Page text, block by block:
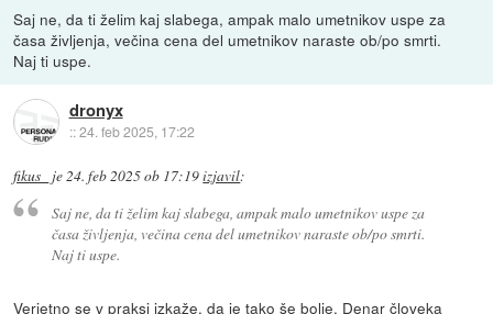
Saj ne, da ti želim kaj slabega, ampak malo umetnikov uspe za
časa življenja, večina cena del umetnikov naraste ob/po smrti.
Naj ti uspe.
dronyx
::24. feb 2025, 17:22
fikus_ je24. feb 2025 ob 17:19izjavil:
Saj ne, da ti želim kaj slabega, ampak malo umetnikov uspe za
časa življenja, večina cena del umetnikov naraste ob/po smrti.
Naj ti uspe.
Verjetno se v praksi izkaže, da je tako še bolje. Denar človeka